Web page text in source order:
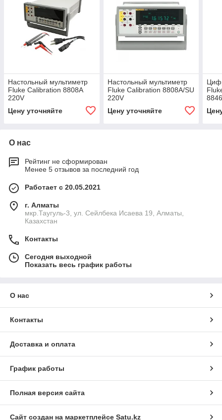
Настольный мультиметр
Fluke Calibration 8808A
220V
Цену уточняйте
Настольный мультиметр
Fluke Calibration 8808A/SU
220V
Цену уточняйте
О нас
Рейтинг не сформирован
Менее 5 отзывов за последний год
Работает с 20.05.2021
г. Алматы
мкр.Таугуль-3, ул. Сейлбека Исаева 19, Алматы,
Казахстан
Контакты
Сегодня выходной
Показать весь график работы
О нас
Контакты
Доставка и оплата
График работы
Полная версия сайта
Сайт создан на маркетплейсе Satu.kz